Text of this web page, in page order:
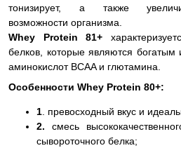
тонизирует, а также
возможности организма.
Whey Protein 81+
белков, которые являются богатым
аминокислот BCAA и глютамина.
Особенности Whey Protein 80+:
1. превосходный вкус и
2. смесь
сывороточного белка;